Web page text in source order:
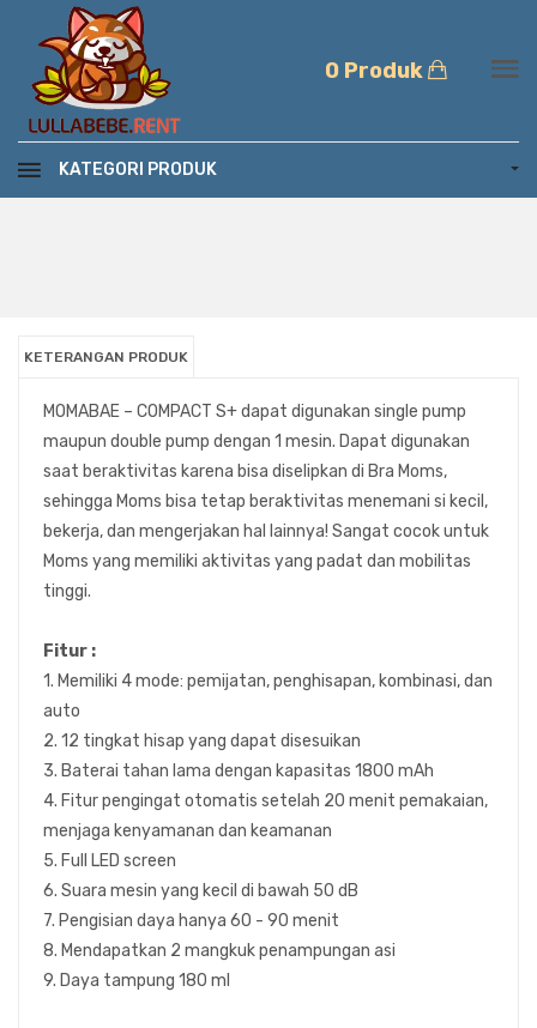
0 Produk
KATEGORI PRODUK
KETERANGAN PRODUK
MOMABAE – COMPACT S+ dapat digunakan single pump
maupun double pump dengan 1 mesin. Dapat digunakan
saat beraktivitas karena bisa diselipkan di Bra Moms,
sehingga Moms bisa tetap beraktivitas menemani si kecil,
bekerja, dan mengerjakan hal lainnya! Sangat cocok untuk
Moms yang memiliki aktivitas yang padat dan mobilitas
tinggi.
Fitur :
1. Memiliki 4 mode: pemijatan, penghisapan, kombinasi, dan
auto
2. 12 tingkat hisap yang dapat disesuikan
3. Baterai tahan lama dengan kapasitas 1800 mAh
4. Fitur pengingat otomatis setelah 20 menit pemakaian,
menjaga kenyamanan dan keamanan
5. Full LED screen
6. Suara mesin yang kecil di bawah 50 dB
7. Pengisian daya hanya 60 - 90 menit
8. Mendapatkan 2 mangkuk penampungan asi
9. Daya tampung 180 ml